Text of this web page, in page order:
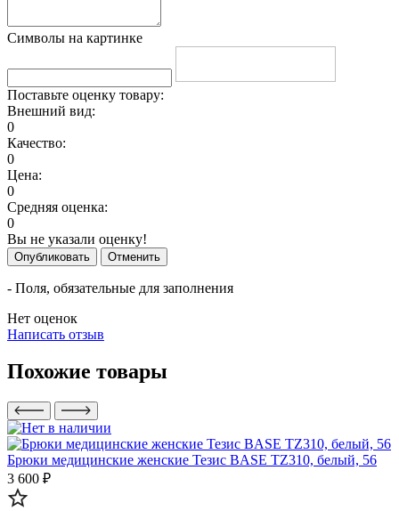
Символы на картинке
Поставьте оценку товару:
Внешний вид:
0
Качество:
0
Цена:
0
Средняя оценка:
0
Вы не указали оценку!
Опубликовать Отменить
- Поля, обязательные для заполнения
Нет оценок
Написать отзыв
Похожие товары
Брюки медицинские женские Тезис BASE TZ310, белый, 56
3 600 ₽